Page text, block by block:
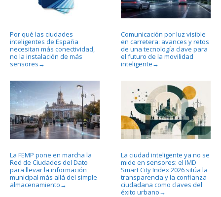
Por qué las ciudades
inteligentes de España
necesitan más conectividad,
no la instalación de más
sensores →
Comunicación por luz visible
en carretera: avances y retos
de una tecnología clave para
el futuro de la movilidad
inteligente →
La FEMP pone en marcha la
Red de Ciudades del Dato
para llevar la información
municipal más allá del simple
almacenamiento →
La ciudad inteligente ya no se
mide en sensores: el IMD
Smart City Index 2026 sitúa la
transparencia y la confianza
ciudadana como claves del
éxito urbano →